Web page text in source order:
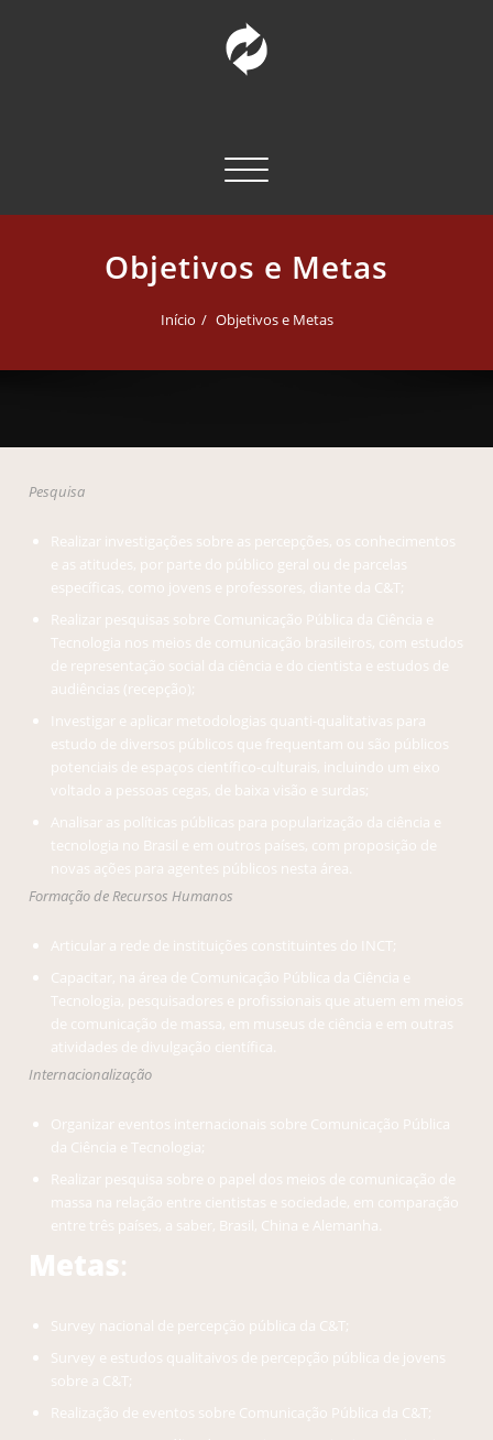
Alternar navegação
Objetivos e Metas
Início Objetivos e Metas
Pesquisa
Realizar investigações sobre as percepções, os conhecimentos
e as atitudes, por parte do público geral ou de parcelas
específicas, como jovens e professores, diante da C&T;
Realizar pesquisas sobre Comunicação Pública da Ciência e
Tecnologia nos meios de comunicação brasileiros, com estudos
de representação social da ciência e do cientista e estudos de
audiências (recepção);
Investigar e aplicar metodologias quanti-qualitativas para
estudo de diversos públicos que frequentam ou são públicos
potenciais de espaços científico-culturais, incluindo um eixo
voltado a pessoas cegas, de baixa visão e surdas;
Analisar as políticas públicas para popularização da ciência e
tecnologia no Brasil e em outros países, com proposição de
novas ações para agentes públicos nesta área.
Formação de Recursos Humanos
Articular a rede de instituições constituintes do INCT;
Capacitar, na área de Comunicação Pública da Ciência e
Tecnologia, pesquisadores e profissionais que atuem em meios
de comunicação de massa, em museus de ciência e em outras
atividades de divulgação científica.
Internacionalização
Organizar eventos internacionais sobre Comunicação Pública
da Ciência e Tecnologia;
Realizar pesquisa sobre o papel dos meios de comunicação de
massa na relação entre cientistas e sociedade, em comparação
entre três países, a saber, Brasil, China e Alemanha.
Metas:
Survey nacional de percepção pública da C&T;
Survey e estudos qualitaivos de percepção pública de jovens
sobre a C&T;
Realização de eventos sobre Comunicação Pública da C&T;